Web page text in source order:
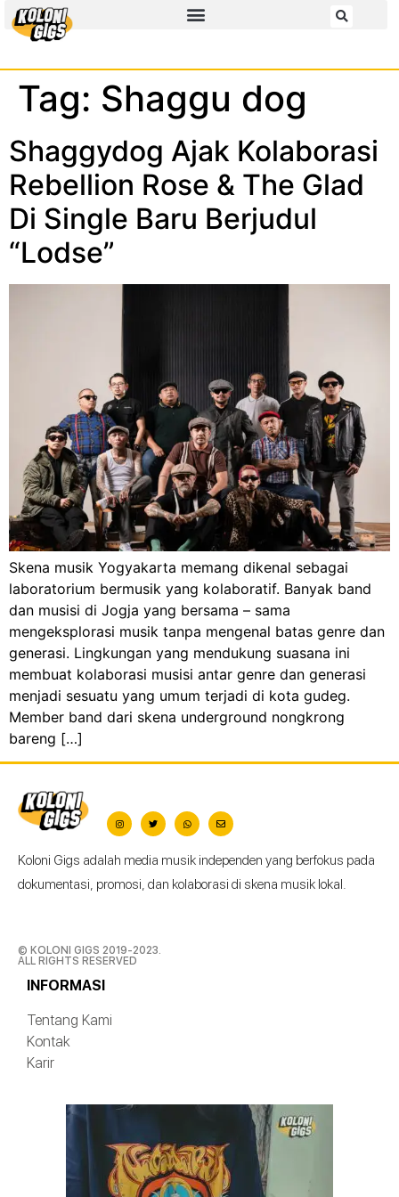
Tag: Shaggu dog
Shaggydog Ajak Kolaborasi
Rebellion Rose & The Glad
Di Single Baru Berjudul
“Lodse”
Skena musik Yogyakarta memang dikenal sebagai
laboratorium bermusik yang kolaboratif. Banyak band
dan musisi di Jogja yang bersama – sama
mengeksplorasi musik tanpa mengenal batas genre dan
generasi. Lingkungan yang mendukung suasana ini
membuat kolaborasi musisi antar genre dan generasi
menjadi sesuatu yang umum terjadi di kota gudeg.
Member band dari skena underground nongkrong
bareng […]
Koloni Gigs adalah media musik independen yang berfokus pada
dokumentasi, promosi, dan kolaborasi di skena musik lokal.
© KOLONI GIGS 2019-2023.
ALL RIGHTS RESERVED
INFORMASI
Tentang Kami
Kontak
Karir